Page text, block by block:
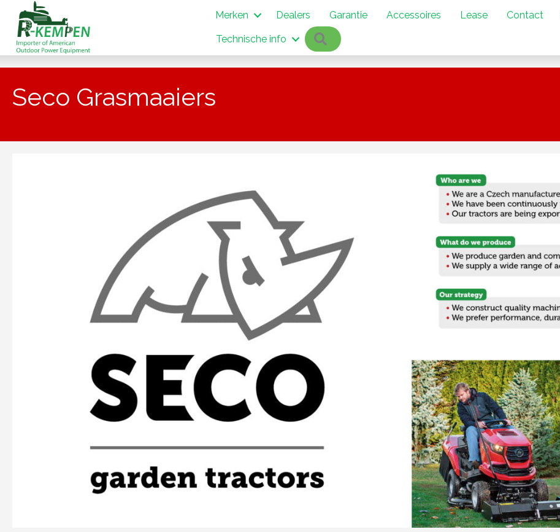
Merken Dealers Garantie Accessoires Lease Contact
Technische info Zoeken
Seco Grasmaaiers